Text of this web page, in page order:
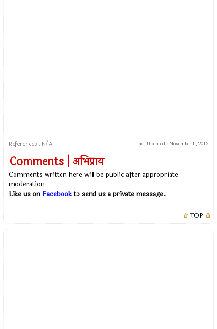
References : N/A Last Updated : November 11, 2016
Comments | अभिप्राय
Comments written here will be public after appropriate
moderation.
Like us on Facebookto send us a private message.
TOP